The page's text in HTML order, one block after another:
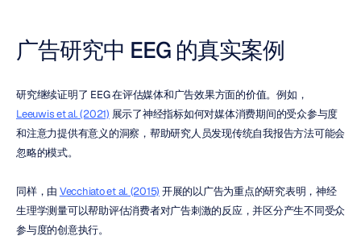
广告研究中 EEG 的真实案例
研究继续证明了 EEG 在评估媒体和广告效果方面的价值。例如，
Leeuwis et al. (2021) 展示了神经指标如何对媒体消费期间的受众参与度
和注意力提供有意义的洞察，帮助研究人员发现传统自我报告方法可能会
忽略的模式。
同样，由 Vecchiato et al. (2015) 开展的以广告为重点的研究表明，神经
生理学测量可以帮助评估消费者对广告刺激的反应，并区分产生不同受众
参与度的创意执行。